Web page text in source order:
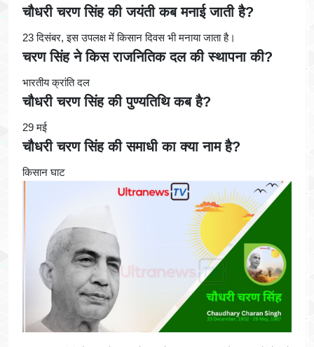
चौधरी चरण सिंह की जयंती कब मनाई जाती है?
23 दिसंबर, इस उपलक्ष में किसान दिवस भी मनाया जाता है।
चरण सिंह ने किस राजनितिक दल की स्थापना की?
भारतीय क्रांति दल
चौधरी चरण सिंह की पुण्यतिथि कब है?
29 मई
चौधरी चरण सिंह की समाधी का क्या नाम है?
किसान घाट